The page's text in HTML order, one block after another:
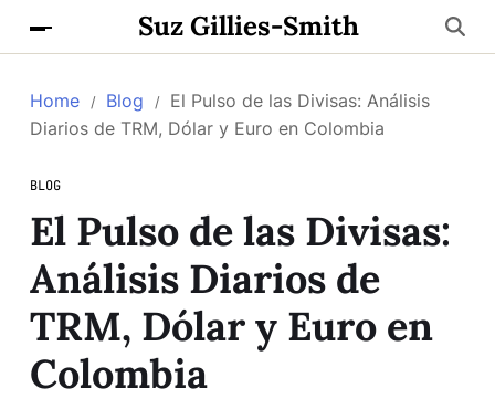
Suz Gillies-Smith
Home Blog
El Pulso de las Divisas: Análisis
Diarios de TRM, Dólar y Euro en Colombia
BLOG
El Pulso de las Divisas:
Análisis Diarios de
TRM, Dólar y Euro en
Colombia